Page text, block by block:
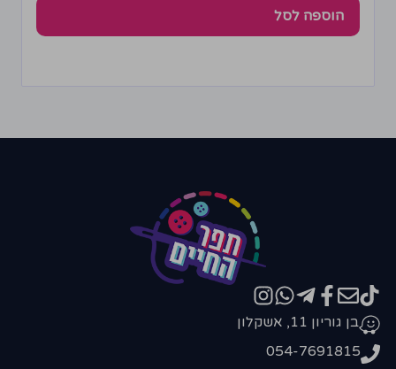
הוספה לסל
בן גוריון 11, אשקלון
054-7691815